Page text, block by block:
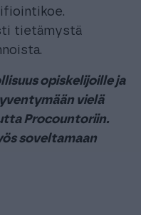
tietämystä
opiskelijoille ja
vielä
Procountoriin.
soveltamaan